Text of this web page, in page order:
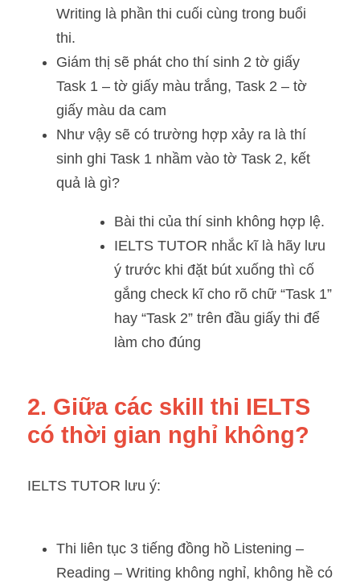
Writing là phần thi cuối cùng trong buổi
thi.
Giám thị sẽ phát cho thí sinh 2 tờ giấy
Task 1 – tờ giấy màu trắng, Task 2 – tờ
giấy màu da cam
Như vậy sẽ có trường hợp xảy ra là thí
sinh ghi Task 1 nhầm vào tờ Task 2, kết
quả là gì?
Bài thi của thí sinh không hợp lệ.
IELTS TUTOR nhắc kĩ là hãy lưu
ý trước khi đặt bút xuống thì cố
gắng check kĩ cho rõ chữ “Task 1”
hay “Task 2” trên đầu giấy thi để
làm cho đúng
2. Giữa các skill thi IELTS
có thời gian nghỉ không?
IELTS TUTOR lưu ý:
Thi liên tục 3 tiếng đồng hồ Listening –
Reading – Writing không nghỉ, không hề có